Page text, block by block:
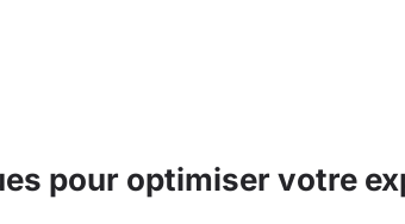
pour optimiser votre